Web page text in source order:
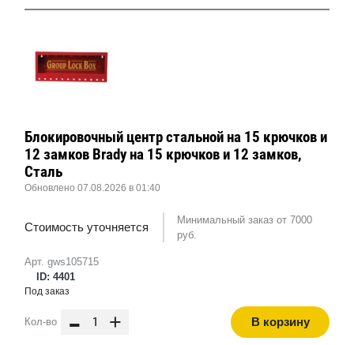
Арт. gws105715
ID: 4401
Блокировочный центр стальной на 15 крючков и
12 замков Brady на 15 крючков и 12 замков,
Сталь
Обновлено 07.08.2026 в 01:40
Стоимость уточняется
Минимальный заказ от 7000
руб.
Под заказ
Кол-во - + В корзину